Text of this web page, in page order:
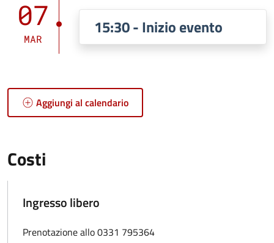
07
MAR
15:30 - Inizio evento
Aggiungi al calendario
Costi
Ingresso libero
Prenotazione allo 0331 795364